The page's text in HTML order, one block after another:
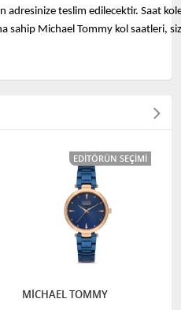
adresinize teslim edilecektir. Saat
sahip Michael Tommy kol saatleri,
EDITÖRÜN SEÇIMI
MİCHAEL TOMMY